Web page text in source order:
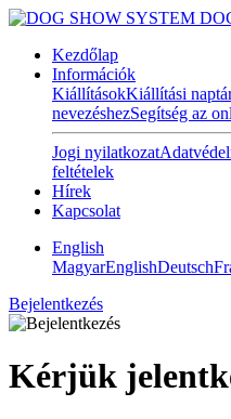
Kezdőlap
Információk
KiállításokKiállítási
nevezéshezSegítség az
Jogi nyilatkozat
feltételek
Hírek
Kapcsolat
English
MagyarEnglishDeutsch
Bejelentkezés
Kérjük